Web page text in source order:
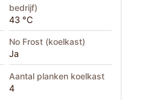
bedrijf)
43 °C
No Frost (koelkast)
Ja
Aantal planken koelkast
4